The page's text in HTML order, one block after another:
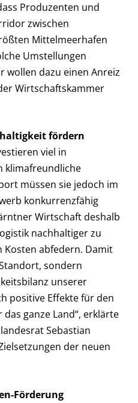
Produzenten und
zwischen
Mittelmeerhafen
Umstellungen
wollen dazu einen Anreiz
Wirtschaftskammer
fördern
viel in
klimafreundliche
müssen sie jedoch im
konkurrenzfähig
Wirtschaft deshalb
nachhaltiger zu
Kosten abfedern. Damit
sondern
unserer
positive Effekte für den
ganze Land“, erklärte
Sebastian
der neuen
Förderung